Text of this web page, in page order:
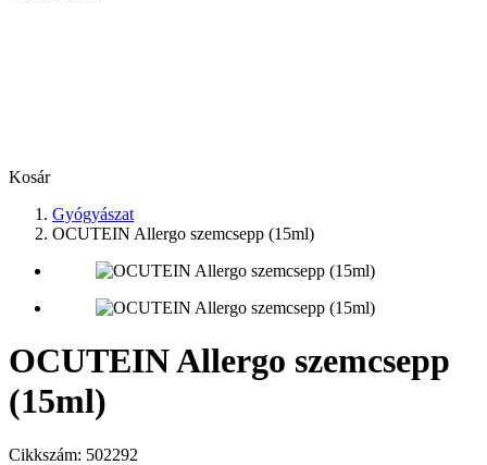
Kosár
Gyógyászat
OCUTEIN Allergo szemcsepp (15ml)
OCUTEIN Allergo szemcsepp
(15ml)
Cikkszám: 502292